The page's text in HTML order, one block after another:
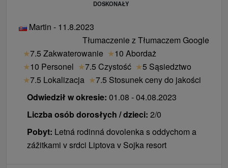
DOSKONAŁY
Martin - 11.8.2023
Tłumaczenie z Tłumaczem Google
★7.5 Zakwaterowanie ★10 Abordaż
★10 Personel ★7.5 Czystość ★5 Sąsiedztwo
★7.5 Lokalizacja ★7.5 Stosunek ceny do jakości
Odwiedził w okresie: 01.08 - 04.08.2023
Liczba osób dorosłych / dzieci: 2/0
Pobyt: Letná rodinná dovolenka s oddychom a
zážitkami v srdci Liptova v Sojka resort